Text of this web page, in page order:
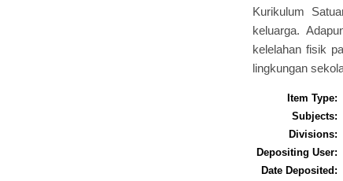
Kurikulum
keluarga.
kelelahan fisik
lingkungan
Item Type:
Subjects:
Divisions:
Depositing User:
Date Deposited: